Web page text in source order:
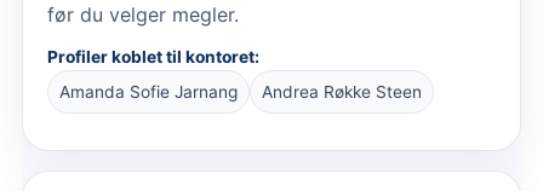
før du velger megler.
Profiler koblet til kontoret:
Amanda Sofie Jarnang
Andrea Røkke Steen